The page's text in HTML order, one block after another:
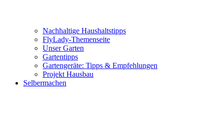
Nachhaltige Haushaltstipps
FlyLady-Themenseite
Unser Garten
Gartentipps
Gartengeräte: Tipps & Empfehlungen
Projekt Hausbau
Selbermachen